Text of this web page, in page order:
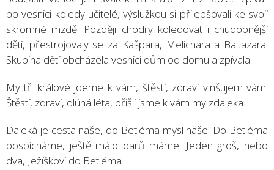
po vesnici koledy učitelé, výslužkou si přilepšovali ke svojí
skromné mzdě. Později chodily koledovat i chudobnější
děti, přestrojovaly se za Kašpara, Melichara a Baltazara.
Skupina dětí obcházela vesnici dům od domu a zpívala:
My tři králové jdeme k vám, štěstí, zdraví vinšujem vám.
Štěstí, zdraví, dlúhá léta, přišli jsme k vám my zdaleka.
Daleká je cesta naše, do Betléma mysl naše. Do Betléma
pospícháme, ještě málo darů máme. Jeden groš, nebo
dva, Ježíškovi do Betléma.